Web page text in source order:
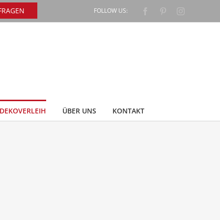
FOLLOW US: FacebookPinterestInstagram
ÜBER UNS KONTAKT